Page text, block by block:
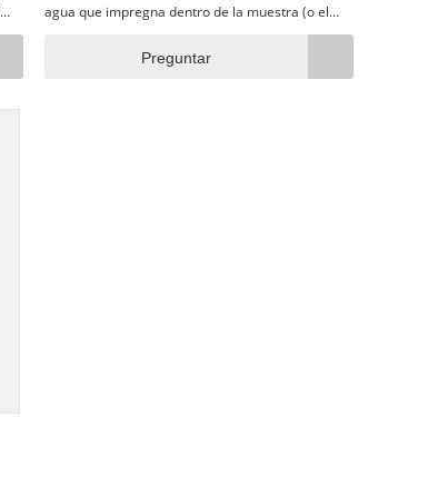
agua que impregna dentro de la muestra (o el
alcanzan), el probador se detendrá
automáticamente y mostrará el tiempo o los
Preguntar